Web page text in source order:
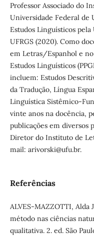
Professor Associado do
Universidade Federal de
Estudos Linguísticos
UFRGS (2020). Como
em Letras/Espanhol e
Estudos Linguísticos
incluem: Estudos
da Tradução, Língua
Linguística Sistêmico-
vinte anos na docência,
publicações em diversos
Diretor do Instituto de
mail: arivorski@ufu.br.
Referências
ALVES-MAZZOTTI, Alda
método nas ciências
qualitativa. 2. ed. São